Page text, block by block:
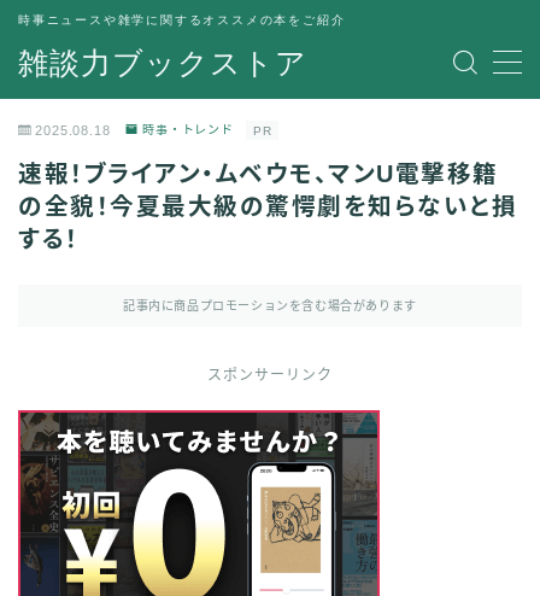
雑談力ブックストア
時事ニュースや雑学に関するオススメの本をご紹介
MENU
運営者情報
2025.08.18 時事・トレンド PR
速報！ブライアン・ムベウモ、マンU電撃移籍
の全貌！今夏最大級の驚愕劇を知らないと損
する！
記事内に商品プロモーションを含む場合があります
スポンサーリンク